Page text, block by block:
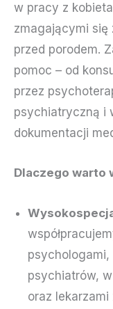
w pracy z
zmagającymi się
przed porodem.
pomoc – od
przez
psychiatryczną i
dokumentacji
Dlaczego warto
psychiatrów,
oraz lekarzami